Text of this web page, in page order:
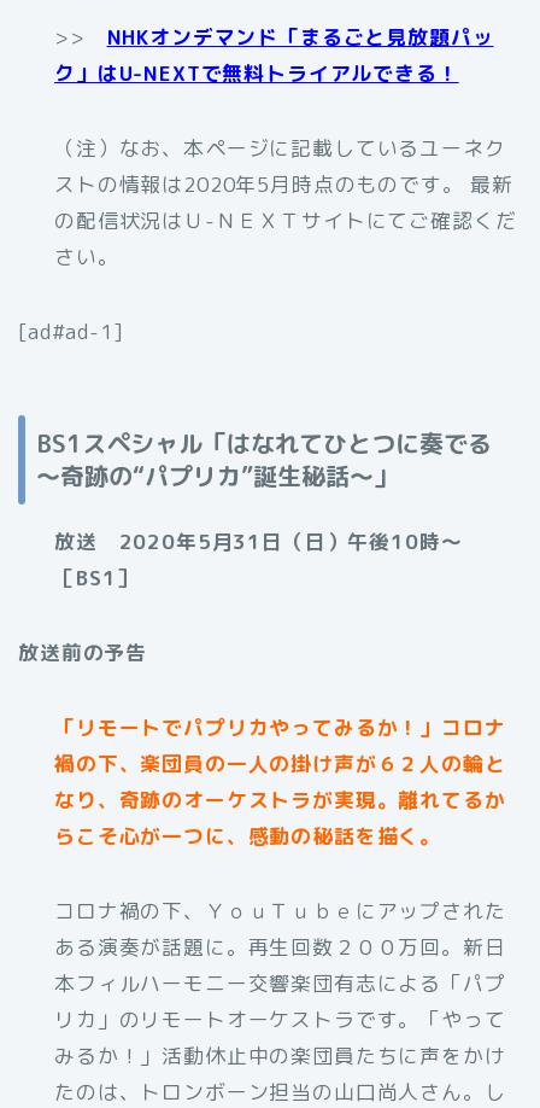
>> NHKオンデマンド「まるごと見放題パッ
ク」はU-NEXTで無料トライアルできる！
（注）なお、本ページに記載しているユーネク
ストの情報は2020年5月時点のものです。 最新
の配信状況はＵ-ＮＥＸＴサイトにてご確認くだ
さい。
[ad#ad-1]
BS1スペシャル「はなれてひとつに奏でる
～奇跡の“パプリカ”誕生秘話～」
放送 2020年5月31日（日）午後10時〜
［BS1］
放送前の予告
「リモートでパプリカやってみるか！」コロナ
禍の下、楽団員の一人の掛け声が６２人の輪と
なり、奇跡のオーケストラが実現。離れてるか
らこそ心が一つに、感動の秘話を描く。
コロナ禍の下、ＹｏｕＴｕｂｅにアップされた
ある演奏が話題に。再生回数２００万回。新日
本フィルハーモニー交響楽団有志による「パプ
リカ」のリモートオーケストラです。「やって
みるか！」活動休止中の楽団員たちに声をかけ
たのは、トロンボーン担当の山口尚人さん。し